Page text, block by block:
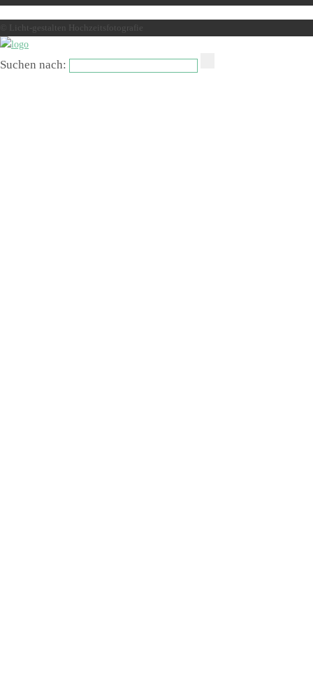
© Licht-gestalten Hochzeitsfotografie
Suchen nach: